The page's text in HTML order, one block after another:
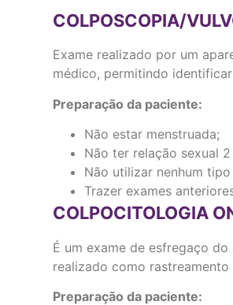
COLPOSCOPIA/
Exame realizado por um
médico, permitindo
Preparação da paciente:
Não estar menstruada;
Não ter relação sexual
Não utilizar nenhum
Trazer exames
COLPOCITOLOGIA
É um exame de esfregaço
realizado como
Preparação da paciente: